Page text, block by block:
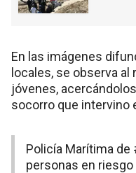
En las imágenes
locales, se observa
jóvenes,
socorro que intervino
Policía Marítima de
personas en